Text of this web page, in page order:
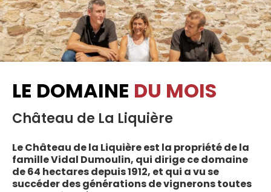
LE DOMAINE DU MOIS
Château de La Liquière
Le Château de la Liquière est la propriété de la
famille Vidal Dumoulin, qui dirige ce domaine
de 64 hectares depuis 1912, et qui a vu se
succéder des générations de vignerons toutes